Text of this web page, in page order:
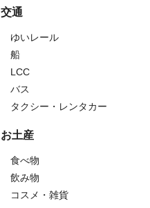
交通
ゆいレール
船
LCC
バス
タクシー・レンタカー
お土産
食べ物
飲み物
コスメ・雑貨